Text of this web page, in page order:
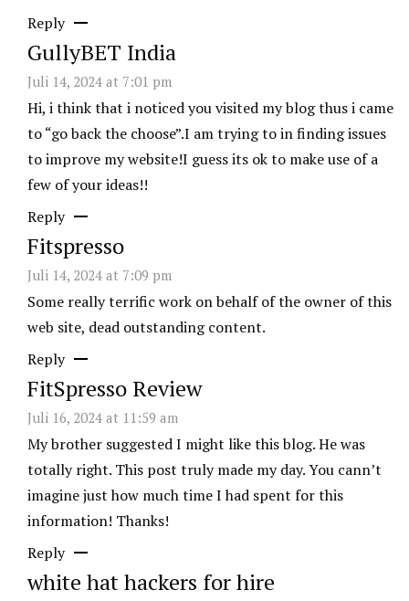
Reply
GullyBET India
Juli 14, 2024 at 7:01 pm
Hi, i think that i noticed you visited my blog thus i came
to “go back the choose”.I am trying to in finding issues
to improve my website!I guess its ok to make use of a
few of your ideas!!
Reply
Fitspresso
Juli 14, 2024 at 7:09 pm
Some really terrific work on behalf of the owner of this
web site, dead outstanding content.
Reply
FitSpresso Review
Juli 16, 2024 at 11:59 am
My brother suggested I might like this blog. He was
totally right. This post truly made my day. You cann’t
imagine just how much time I had spent for this
information! Thanks!
Reply
white hat hackers for hire